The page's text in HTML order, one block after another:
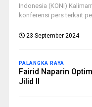
Indonesia (KONI)
konferensi pers terkait
23 September 2024
PALANGKA RAYA
Fairid Naparin
Jilid II